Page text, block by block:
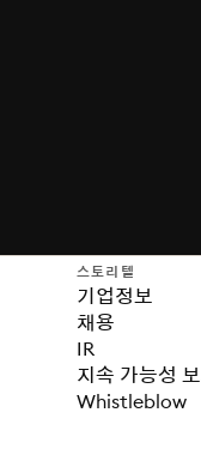
스토리텔
기업정보
채용
IR
지속 가능성
Whistleblow